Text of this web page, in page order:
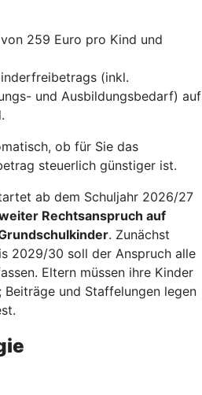
259 Euro pro Kind und
(inkl.
und Ausbildungsbedarf) auf
ob für Sie das
steuerlich günstiger ist.
ab dem Schuljahr 2026/27
Rechtsanspruch auf
. Zunächst
2029/30 soll der Anspruch alle
Eltern müssen ihre Kinder
und Staffelungen legen